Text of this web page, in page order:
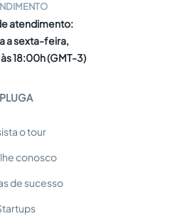
atendimento:
a sexta-feira,
18:00h (GMT-3)
PLUGA
o tour
conosco
de sucesso